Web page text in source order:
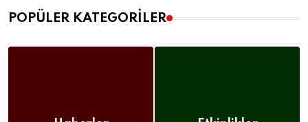
POPÜLER KATEGORILER